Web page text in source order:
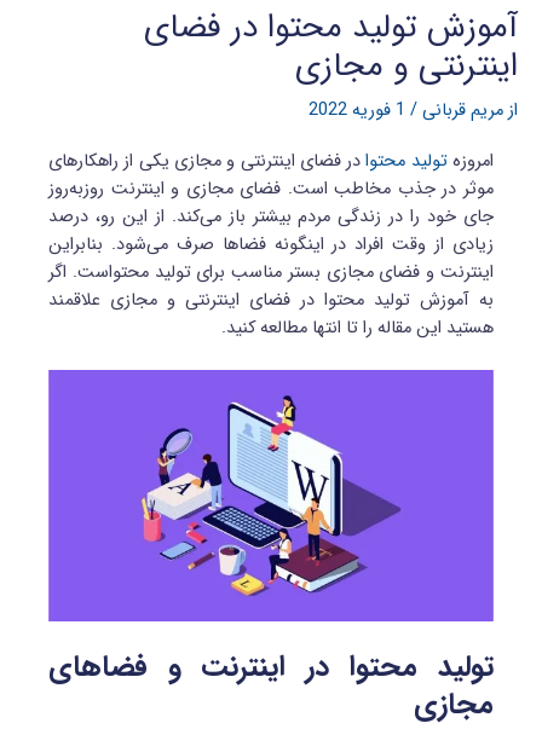
آموزش تولید محتوا در فضای
اینترنتی و مجازی
ازمریم قربانی/ 1 فوریه 2022
امروزهتولید محتوادر فضای اینترنتی و مجازی یکی از راهکارهای
موثر در جذب مخاطب است. فضای مجازی و اینترنت روزبه‌روز
جای خود را در زندگی مردم بیشتر باز می‌کند. از این رو، درصد
زیادی از وقت افراد در اینگونه فضاها صرف می‌شود. بنابراین
اینترنت و فضای مجازی بستر مناسب برای تولید محتواست. اگر
به آموزش تولید محتوا در فضای اینترنتی و مجازی علاقمند
هستید این مقاله را تا انتها مطالعه کنید.
تولید محتوا در اینترنت و فضاهای
مجازی